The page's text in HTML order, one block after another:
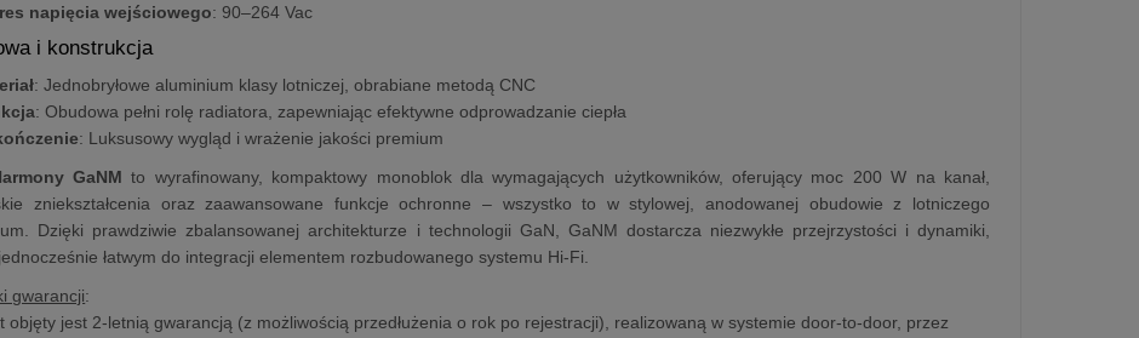
napięcia wejściowego: 90–264 Vac
i konstrukcja
: Jednobryłowe aluminium klasy lotniczej, obrabiane metodą CNC
: Obudowa pełni rolę radiatora, zapewniając efektywne odprowadzanie ciepła
: Luksusowy wygląd i wrażenie jakości premium
GaNM to wyrafinowany, kompaktowy monoblok dla wymagających użytkowników, oferujący moc 200 W na kanał,
zniekształcenia oraz zaawansowane funkcje ochronne – wszystko to w stylowej, anodowanej obudowie z lotniczego
Dzięki prawdziwie zbalansowanej architekturze i technologii GaN, GaNM dostarcza niezwykłe przejrzystości i dynamiki,
łatwym do integracji elementem rozbudowanego systemu Hi-Fi.
gwarancji:
objęty jest 2-letnią gwarancją (z możliwością przedłużenia o rok po rejestracji), realizowaną w systemie door-to-door, przez